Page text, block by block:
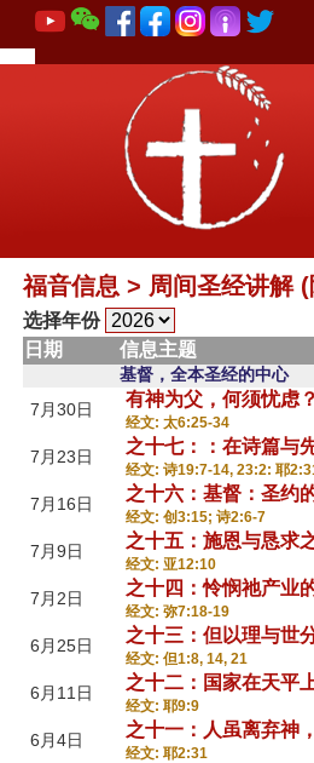
福音信息 > 周间圣经讲解
选择年份
日期 信息主题
基督，全本圣经的中心
7月30日
有神为父，何须忧虑？
经文: 太6:25-34
7月23日
之十七：：在诗篇与
经文: 诗19:7-14, 23:2: 耶
7月16日
之十六：基督：圣约
经文: 创3:15; 诗2:6-7
7月9日
之十五：施恩与恳求
经文: 亚12:10
7月2日
之十四：怜悯祂产业
经文: 弥7:18-19
6月25日
之十三：但以理与世
经文: 但1:8, 14, 21
6月11日
之十二：国家在天平
经文: 耶9:9
6月4日
之十一：人虽离弃神
经文: 耶2:31